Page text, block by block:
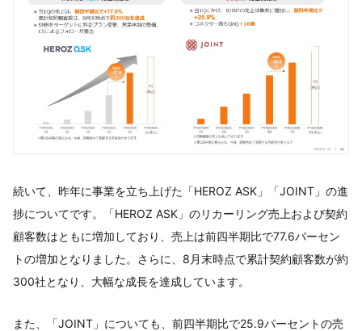
続いて、昨年に事業を立ち上げた「HEROZ ASK」「JOINT」の進
捗についてです。「HEROZ ASK」のリカーリング売上および契約
顧客数はともに増加しており、売上は前四半期比で77.6パーセン
トの増加となりました。さらに、8月末時点で累計契約顧客数が約
300社となり、大幅な成長を達成しています。
また、「JOINT」についても、前四半期比で25.9パーセントの売